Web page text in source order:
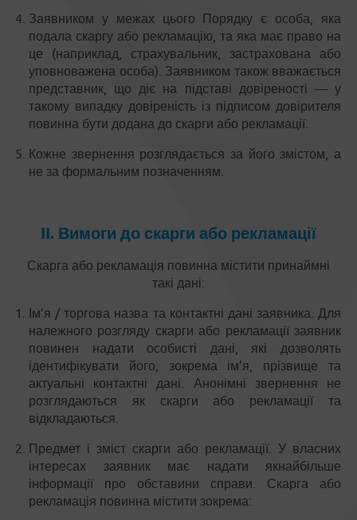
Заявником у межах цього Порядку є особа, яка
подала скаргу або рекламацію, та яка має право на
це (наприклад, страхувальник, застрахована або
уповноважена особа). Заявником також вважається
представник, що діє на підставі довіреності — у
такому випадку довіреність із підписом довірителя
повинна бути додана до скарги або рекламації.
Кожне звернення розглядається за його змістом, а
не за формальним позначенням.
II. Вимоги до скарги або рекламації
Скарга або рекламація повинна містити принаймні
такі дані:
Ім’я / торгова назва та контактні дані заявника. Для
належного розгляду скарги або рекламації заявник
повинен надати особисті дані, які дозволять
ідентифікувати його, зокрема ім’я, прізвище та
актуальні контактні дані. Анонімні звернення не
розглядаються як скарги або рекламації та
відкладаються.
Предмет і зміст скарги або рекламації. У власних
інтересах заявник має надати якнайбільше
інформації про обставини справи. Скарга або
рекламація повинна містити зокрема: